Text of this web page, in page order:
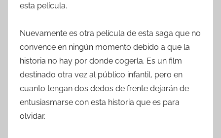
esta película.
Nuevamente es otra película de esta saga que no
convence en ningún momento debido a que la
historia no hay por donde cogerla. Es un film
destinado otra vez al público infantil, pero en
cuanto tengan dos dedos de frente dejarán de
entusiasmarse con esta historia que es para
olvidar.